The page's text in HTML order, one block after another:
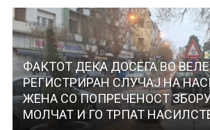
ФАКТОТ ДЕКА ДОСЕГА ВО
РЕГИСТРИРАН СЛУЧАЈ НА
ЖЕНА СО ПОПРЕЧЕНОСТ
МОЛЧАТ И ГО ТРПАТ